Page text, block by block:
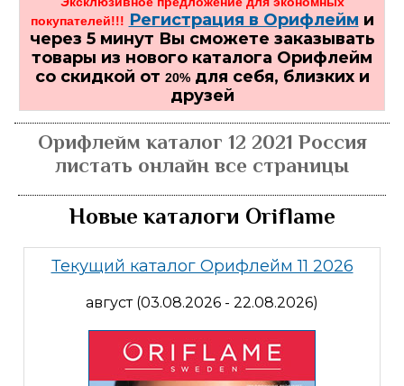
покупателей!!! Регистрация в Орифлейм и
через 5 минут Вы сможете заказывать
товары из нового каталога Орифлейм
со скидкой от 20%для себя, близких и
друзей
Орифлейм каталог 12 2021 Россия
листать онлайн все страницы
Новые каталоги Oriflame
Текущий каталог Орифлейм 11 2026
август (03.08.2026 - 22.08.2026)